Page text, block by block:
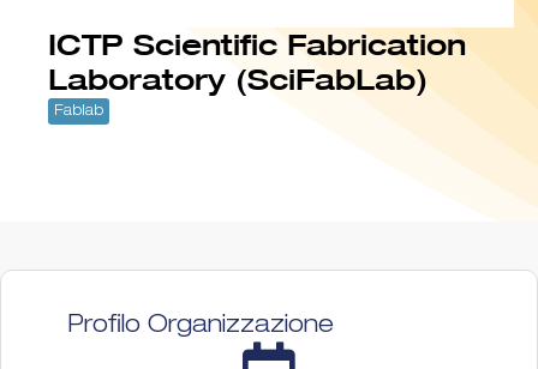
ICTP Scientific Fabrication
Laboratory (SciFabLab)
Fablab
Profilo Organizzazione